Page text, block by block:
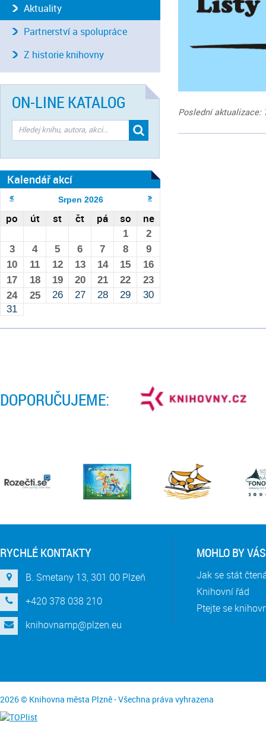
Poslední aktualizace:
Aktuality
Partnerství a spolupráce
Z historie knihovny
ON-LINE KATALOG
Kalendář akcí
Srpen 2026
po út st čt pá so ne
1
2
3
4 5 6 7 8
9
10
11 12 13 14 15
16
17
18 19 20 21 22
23
24
25 26 27 28 29
30
31
DOPORUČUJEME:
RYCHLÉ KONTAKTY
B. Smetany 13, 301 00 Plzeň
+420 378 038 210
knihovnamp@plzen.eu
MOHLO BY
Jak se stát
Knihovní řád
Ptejte se
2026 © Knihovna města Plzně - Všechna práva vyhrazena